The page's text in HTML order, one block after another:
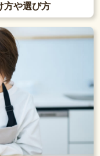
方や選び方